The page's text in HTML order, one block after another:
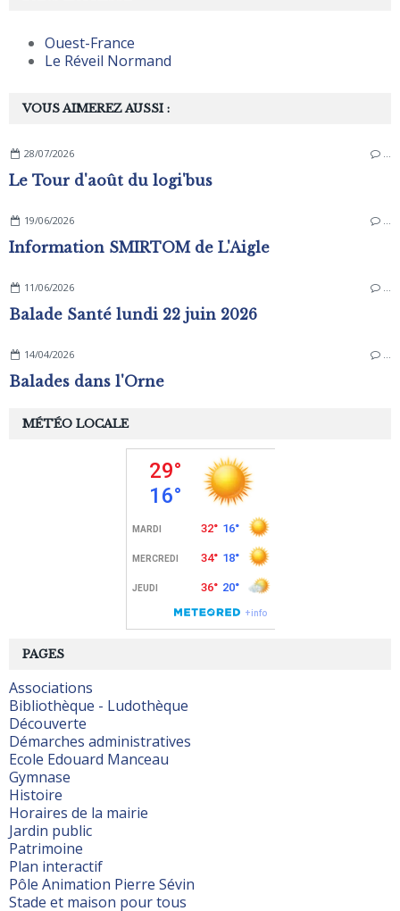
VOUS AIMEREZ AUSSI :
28/07/2026 …
Le Tour d'août du logi'bus
19/06/2026 …
Information SMIRTOM de L'Aigle
11/06/2026 …
Balade Santé lundi 22 juin 2026
14/04/2026 …
Balades dans l'Orne
PAGES
Associations
Bibliothèque - Ludothèque
Découverte
Démarches administratives
Ecole Edouard Manceau
Gymnase
Histoire
Horaires de la mairie
Jardin public
Patrimoine
Plan interactif
Pôle Animation Pierre Sévin
Stade et maison pour tous
MÉTÉO LOCALE
Ouest-France
Le Réveil Normand